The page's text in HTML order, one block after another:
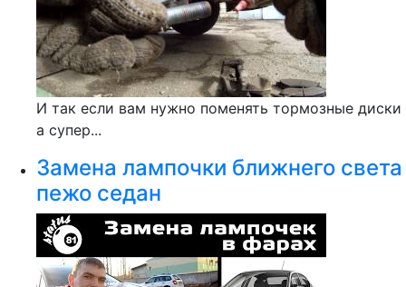
И так если вам нужно поменять тормозные диски
а супер...
Замена лампочки ближнего света
пежо седан